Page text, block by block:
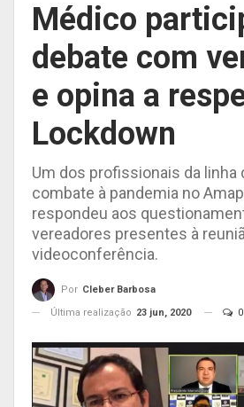
Médico
debate com
e opina a
Lockdown
Um dos profissionais da linha
combate à pandemia no
respondeu aos
vereadores presentes à
videoconferência.
Por Cleber Barbosa
Última realização 23 jun, 2020 0